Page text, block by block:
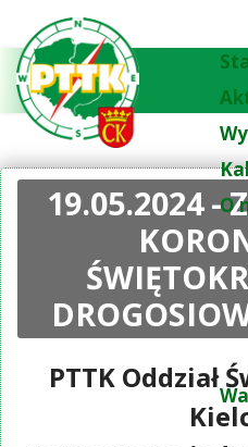
O
19.05.2024 -
PTTK Oddział